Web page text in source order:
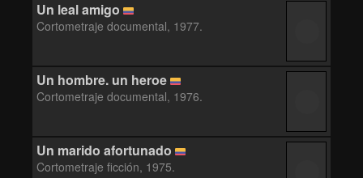
Un leal amigo
Cortometraje documental, 1977.
Un hombre. un heroe
Cortometraje documental, 1976.
Un marido afortunado
Cortometraje ficción, 1975.